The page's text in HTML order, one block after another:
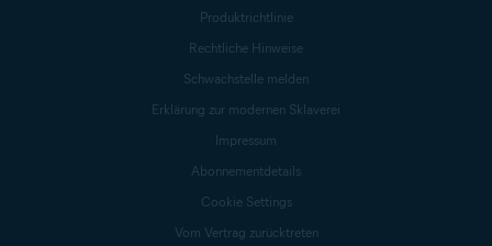
Produktrichtlinie
Rechtliche Hinweise
Schwachstelle melden
Erklärung zur modernen Sklaverei
Impressum
Abonnementdetails
Cookie Settings
Vom Vertrag zurücktreten